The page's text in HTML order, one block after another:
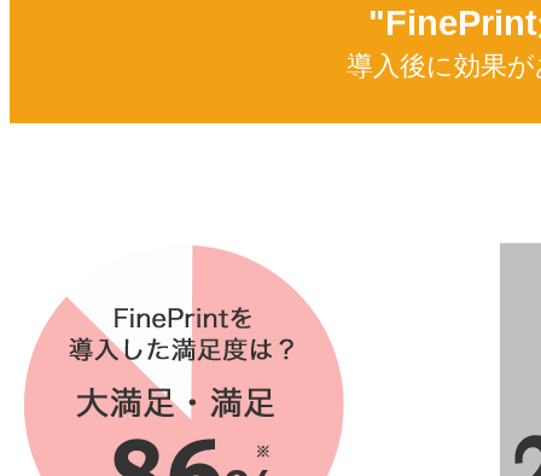
"FinePrint
導入後に効果